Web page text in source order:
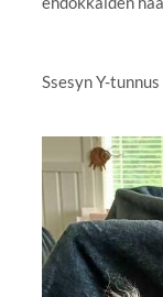
Ssesyn Y-